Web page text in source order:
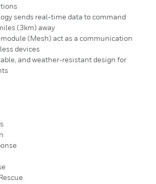
sends real-time data to command
(3km) away
module (Mesh) act as a communication
devices
and weather-resistant design for